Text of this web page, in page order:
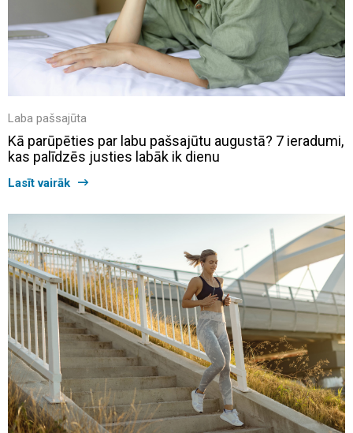
Laba pašsajūta
Kā parūpēties par labu pašsajūtu augustā? 7 ieradumi,
kas palīdzēs justies labāk ik dienu
Lasīt vairāk